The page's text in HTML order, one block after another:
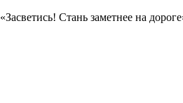
«Засветись! Стань заметнее на